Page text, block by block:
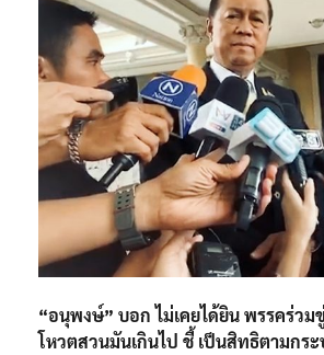
“อนุพงษ์” บอก ไม่เคยได้ยิน พรรคร่วม
โหวตสวนมันเกินไป ชี้ เป็นสิทธิตามกร